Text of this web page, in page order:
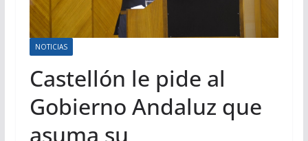
NOTICIAS
Castellón le pide al
Gobierno Andaluz que
asuma su